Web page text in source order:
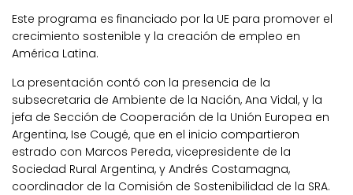
Este programa es financiado por la UE para promover el
crecimiento sostenible y la creación de empleo en
América Latina.
La presentación contó con la presencia de la
subsecretaria de Ambiente de la Nación, Ana Vidal, y la
jefa de Sección de Cooperación de la Unión Europea en
Argentina, Ise Cougé, que en el inicio compartieron
estrado con Marcos Pereda, vicepresidente de la
Sociedad Rural Argentina, y Andrés Costamagna,
coordinador de la Comisión de Sostenibilidad de la SRA.